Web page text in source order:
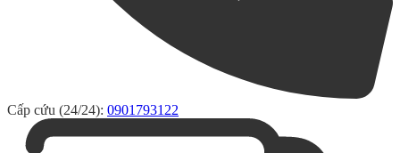
Cấp cứu (24/24): 0901793122